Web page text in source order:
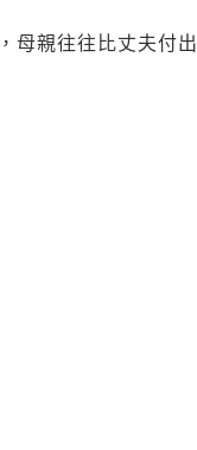
母親往往比丈夫付